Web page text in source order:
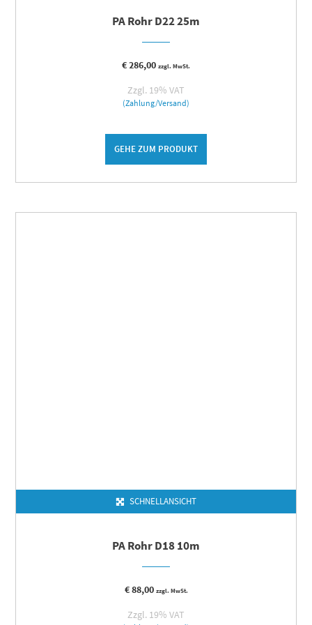
PA Rohr D22 25m
€286,00 zzgl. MwSt.
Zzgl. 19% VAT
(Zahlung/Versand)
GEHE ZUM PRODUKT
SCHNELLANSICHT
PA Rohr D18 10m
€88,00 zzgl. MwSt.
Zzgl. 19% VAT